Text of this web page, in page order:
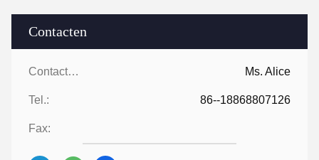
Contacten
Contacten: Ms. Alice
Tel.: 86--18868807126
Fax: